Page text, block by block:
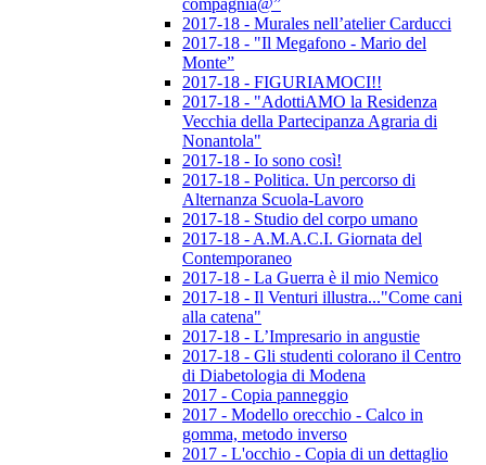
compagnia@”
2017-18 - Murales nell’atelier Carducci
2017-18 - "Il Megafono - Mario del
Monte”
2017-18 - FIGURIAMOCI!!
2017-18 - "AdottiAMO la Residenza
Vecchia della Partecipanza Agraria di
Nonantola"
2017-18 - Io sono così!
2017-18 - Politica. Un percorso di
Alternanza Scuola-Lavoro
2017-18 - Studio del corpo umano
2017-18 - A.M.A.C.I. Giornata del
Contemporaneo
2017-18 - La Guerra è il mio Nemico
2017-18 - Il Venturi illustra..."Come cani
alla catena"
2017-18 - L’Impresario in angustie
2017-18 - Gli studenti colorano il Centro
di Diabetologia di Modena
2017 - Copia panneggio
2017 - Modello orecchio - Calco in
gomma, metodo inverso
2017 - L'occhio - Copia di un dettaglio